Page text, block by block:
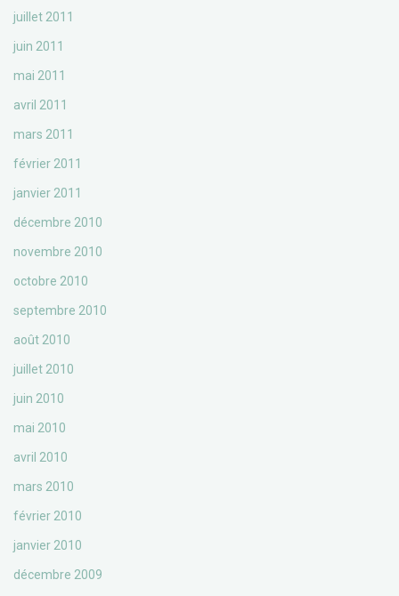
juillet 2011
juin 2011
mai 2011
avril 2011
mars 2011
février 2011
janvier 2011
décembre 2010
novembre 2010
octobre 2010
septembre 2010
août 2010
juillet 2010
juin 2010
mai 2010
avril 2010
mars 2010
février 2010
janvier 2010
décembre 2009